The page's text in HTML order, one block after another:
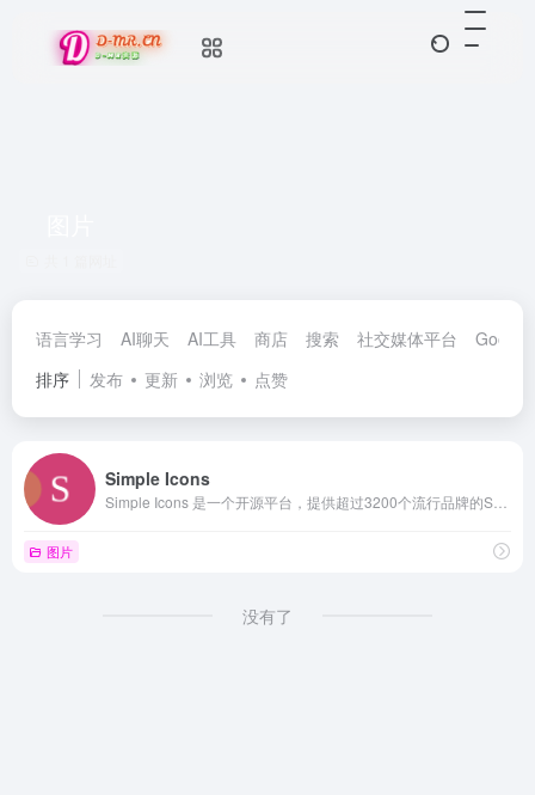
语言学习 AI聊天 AI工具 商店 搜索 社交媒体平台
Google
排序
发布 更新 浏览 点赞
Simple Icons
图片
没有了